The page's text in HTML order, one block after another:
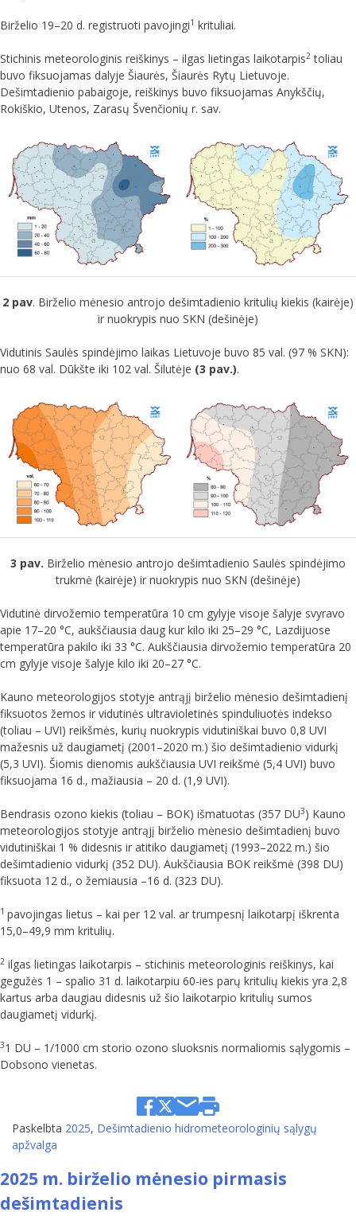
Birželio 19–20 d. registruoti pavojingi1 krituliai.
Stichinis meteorologinis reiškinys – ilgas lietingas laikotarpis2 toliau
buvo fiksuojamas dalyje Šiaurės, Šiaurės Rytų Lietuvoje.
Dešimtadienio pabaigoje, reiškinys buvo fiksuojamas Anykščių,
Rokiškio, Utenos, Zarasų Švenčionių r. sav.
2 pav. Birželio mėnesio antrojo dešimtadienio kritulių kiekis (kairėje)
ir nuokrypis nuo SKN (dešinėje)
Vidutinis Saulės spindėjimo laikas Lietuvoje buvo 85 val. (97 % SKN):
nuo 68 val. Dūkšte iki 102 val. Šilutėje (3 pav.).
3 pav. Birželio mėnesio antrojo dešimtadienio Saulės spindėjimo
trukmė (kairėje) ir nuokrypis nuo SKN (dešinėje)
Vidutinė dirvožemio temperatūra 10 cm gylyje visoje šalyje svyravo
apie 17–20 °C, aukščiausia daug kur kilo iki 25–29 °C, Lazdijuose
temperatūra pakilo iki 33 °C. Aukščiausia dirvožemio temperatūra 20
cm gylyje visoje šalyje kilo iki 20–27 °C.
Kauno meteorologijos stotyje antrąjį birželio mėnesio dešimtadienį
fiksuotos žemos ir vidutinės ultravioletinės spinduliuotės indekso
(toliau – UVI) reikšmės, kurių nuokrypis vidutiniškai buvo 0,8 UVI
mažesnis už daugiametį (2001–2020 m.) šio dešimtadienio vidurkį
(5,3 UVI). Šiomis dienomis aukščiausia UVI reikšmė (5,4 UVI) buvo
fiksuojama 16 d., mažiausia – 20 d. (1,9 UVI).
Bendrasis ozono kiekis (toliau – BOK) išmatuotas (357 DU3) Kauno
meteorologijos stotyje antrąjį birželio mėnesio dešimtadienį buvo
vidutiniškai 1 % didesnis ir atitiko daugiametį (1993–2022 m.) šio
dešimtadienio vidurkį (352 DU). Aukščiausia BOK reikšmė (398 DU)
fiksuota 12 d., o žemiausia –16 d. (323 DU).
1 pavojingas lietus – kai per 12 val. ar trumpesnį laikotarpį iškrenta
15,0–49,9 mm kritulių.
2 ilgas lietingas laikotarpis – stichinis meteorologinis reiškinys, kai
gegužės 1 – spalio 31 d. laikotarpiu 60-ies parų kritulių kiekis yra 2,8
kartus arba daugiau didesnis už šio laikotarpio kritulių sumos
daugiametį vidurkį.
31 DU – 1/1000 cm storio ozono sluoksnis normaliomis sąlygomis –
Dobsono vienetas.
Paskelbta 2025, Dešimtadienio hidrometeorologinių sąlygų
apžvalga
2025 m. birželio mėnesio pirmasis
dešimtadienis